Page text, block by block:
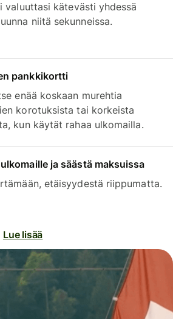
valuuttasi kätevästi yhdessä
niitä sekunneissa.
pankkikortti
enää koskaan murehtia
korotuksista tai korkeista
kun käytät rahaa ulkomailla.
ja säästä maksuissa
etäisyydestä riippumatta.
Lue lisää